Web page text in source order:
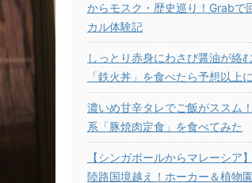
からモスク・歴史巡り！Grabで
カル体験記
しっとり赤身にわさび醤油が絡
「鉄火丼」を食べたら予想以上
濃いめ甘辛タレでご飯がススム
系「豚焼肉定食」を食べてみた
【シンガポールからマレーシア
陸路国境越え！ホーカー＆植物